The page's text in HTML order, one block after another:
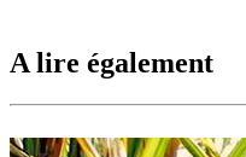
A lire également